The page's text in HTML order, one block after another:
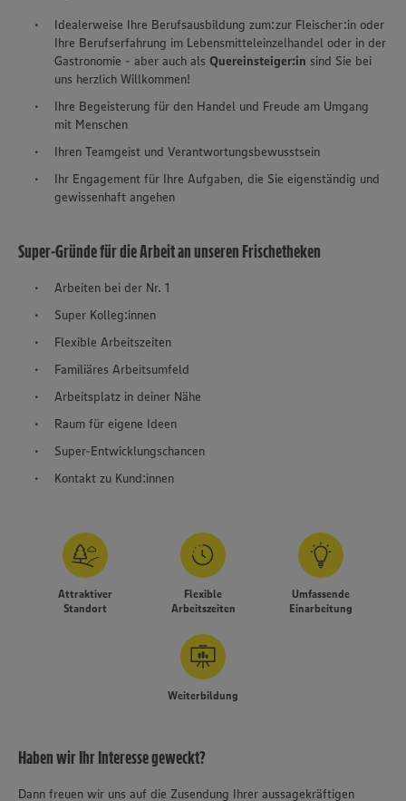
Idealerweise Ihre Berufsausbildung zum:zur Fleischer:in oder
Ihre Berufserfahrung im Lebensmitteleinzelhandel oder in der
Gastronomie - aber auch als Quereinsteiger:in sind Sie bei
uns herzlich Willkommen!
Ihre Begeisterung für den Handel und Freude am Umgang
mit Menschen
Ihren Teamgeist und Verantwortungsbewusstsein
Ihr Engagement für Ihre Aufgaben, die Sie eigenständig und
gewissenhaft angehen
Super-Gründe für die Arbeit an unseren Frischetheken
Arbeiten bei der Nr. 1
Super Kolleg:innen
Flexible Arbeitszeiten
Familiäres Arbeitsumfeld
Arbeitsplatz in deiner Nähe
Raum für eigene Ideen
Super-Entwicklungschancen
Kontakt zu Kund:innen
Attraktiver
Standort
Flexible
Arbeitszeiten
Umfassende
Einarbeitung
Weiterbildung
Haben wir Ihr Interesse geweckt?
Dann freuen wir uns auf die Zusendung Ihrer aussagekräftigen